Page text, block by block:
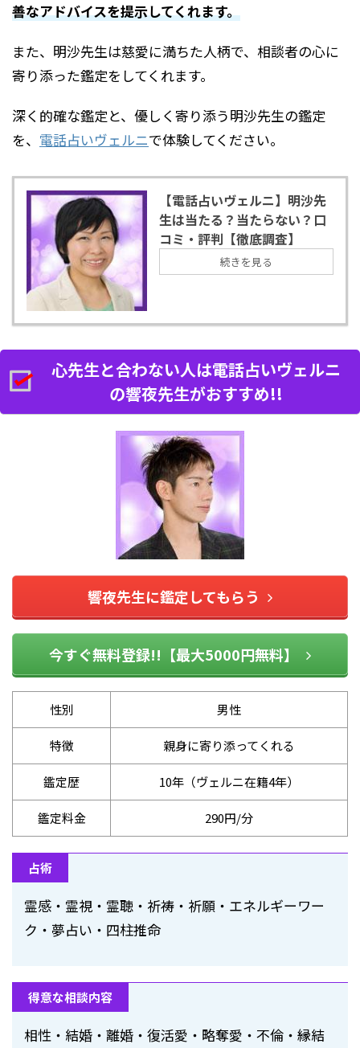
善なアドバイスを提示してくれます。
また、明沙先生は慈愛に満ちた人柄で、相談者の心に
寄り添った鑑定をしてくれます。
深く的確な鑑定と、優しく寄り添う明沙先生の鑑定
を、 電話占いヴェルニで体験してください。
【電話占いヴェルニ】明沙先
生は当たる？当たらない？口
コミ・評判【徹底調査】
続きを見る
心先生と合わない人は電話占いヴェルニ
の響夜先生がおすすめ!!
響夜先生に鑑定してもらう
今すぐ無料登録!!【最大5000円無料】
性別 男性
特徴 親身に寄り添ってくれる
鑑定歴 10年（ヴェルニ在籍4年）
鑑定料金 290円/分
占術
霊感・霊視・霊聴・祈祷・祈願・エネルギーワー
ク・夢占い・四柱推命
得意な相談内容
相性・結婚・離婚・復活愛・略奪愛・不倫・縁結